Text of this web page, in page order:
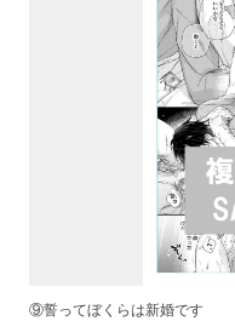
⑨誓ってぼくらは新婚です